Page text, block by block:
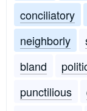
conciliatory
neighborly
bland
punctilious